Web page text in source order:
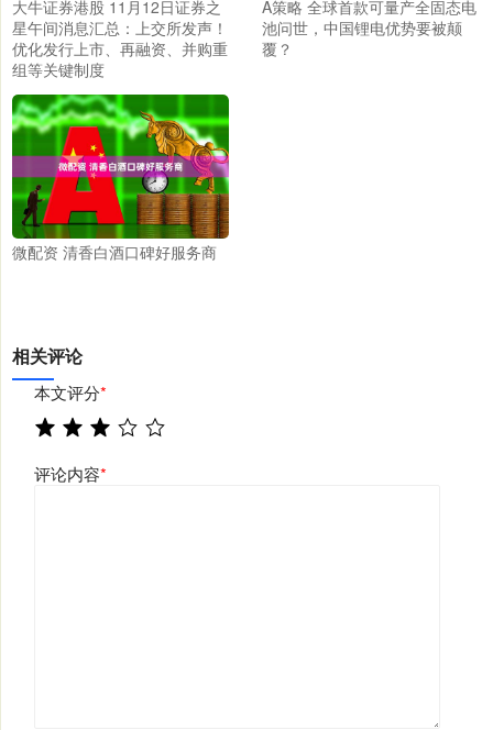
大牛证券港股 11月12日证券之
星午间消息汇总：上交所发声！
优化发行上市、再融资、并购重
组等关键制度
A策略 全球首款可量产全固态电
池问世，中国锂电优势要被颠
覆？
微配资 清香白酒口碑好服务商
相关评论
本文评分*
评论内容*